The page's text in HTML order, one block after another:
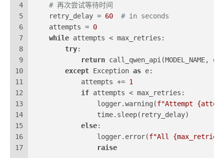
4
5
6
7
8
9
10
11
12
13
14
15
16
17
# 再次尝试等待时间
    retry_delay =
60
# in seconds
    attempts =
0
while attempts < max_retries:
try:
return call_qwen_api(MODEL_NAME,
except Exception as e:
            attempts +=
1
if attempts < max_retries:
                logger.warning(
f"Attempt
                time.sleep(retry_delay)
else:
                logger.error(
f"All
raise